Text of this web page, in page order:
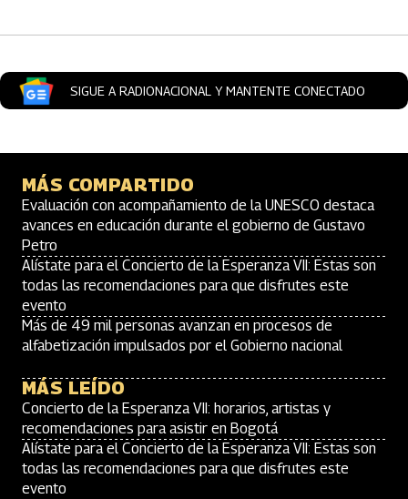
SIGUE A RADIONACIONAL Y MANTENTE CONECTADO
MÁS COMPARTIDO
Evaluación con acompañamiento de la UNESCO destaca
avances en educación durante el gobierno de Gustavo
Petro
Alístate para el Concierto de la Esperanza VII: Estas son
todas las recomendaciones para que disfrutes este
evento
Más de 49 mil personas avanzan en procesos de
alfabetización impulsados por el Gobierno nacional
MÁS LEÍDO
Concierto de la Esperanza VII: horarios, artistas y
recomendaciones para asistir en Bogotá
Alístate para el Concierto de la Esperanza VII: Estas son
todas las recomendaciones para que disfrutes este
evento